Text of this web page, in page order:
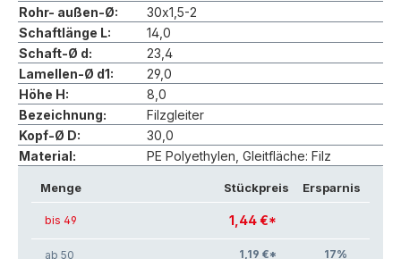
Rohr- außen-Ø:
30x1,5-2
Schaftlänge L:
14,0
Schaft-Ø d:
23,4
Lamellen-Ø d1:
29,0
Höhe H:
8,0
Bezeichnung:
Filzgleiter
Kopf-Ø D:
30,0
Material:
PE Polyethylen, Gleitfläche: Filz
Menge Stückpreis Ersparnis
bis 49 1,44 €*
ab 50 1,19 €* 17%